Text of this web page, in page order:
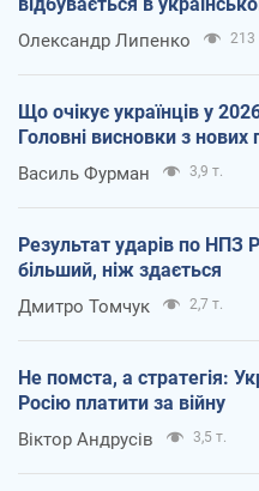
Олександр Липенко 213
Що очікує українців у
Головні висновки з нових
Василь Фурман 3,9 т.
Результат ударів по НПЗ
більший, ніж здається
Дмитро Томчук 2,7 т.
Не помста, а стратегія:
Росію платити за війну
Віктор Андрусів 3,5 т.